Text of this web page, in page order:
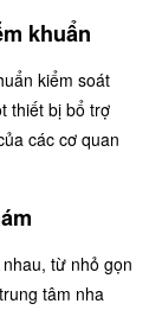
khuẩn
kiểm soát
thiết bị bổ trợ
các cơ quan
từ nhỏ gọn
tâm nha